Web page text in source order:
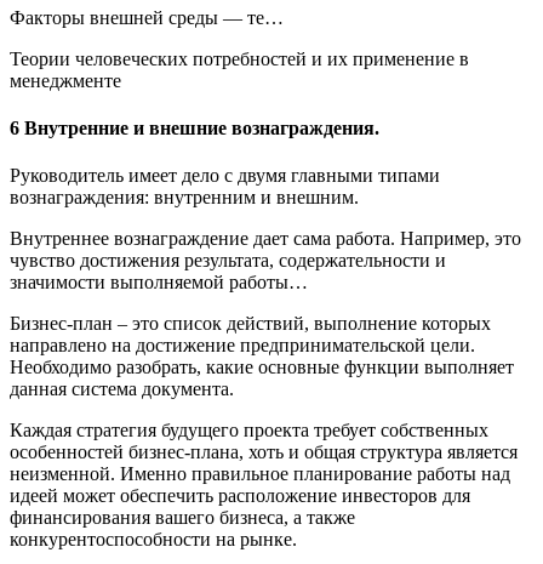
Факторы внешней среды — те…
Теории человеческих потребностей и их применение в
менеджменте
6 Внутренние и внешние вознаграждения.
Руководитель имеет дело с двумя главными типами
вознаграждения: внутренним и внешним.
Внутреннее вознаграждение дает сама работа. Например, это
чувство достижения результата, содержательности и
значимости выполняемой работы…
Бизнес-план – это список действий, выполнение которых
направлено на достижение предпринимательской цели.
Необходимо разобрать, какие основные функции выполняет
данная система документа.
Каждая стратегия будущего проекта требует собственных
особенностей бизнес-плана, хоть и общая структура является
неизменной. Именно правильное планирование работы над
идеей может обеспечить расположение инвесторов для
финансирования вашего бизнеса, а также
конкурентоспособности на рынке.